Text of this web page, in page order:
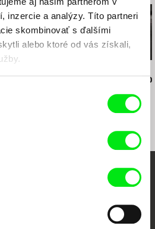
inzercie a analýzy. Títo partneri
skombinovať s ďalšími
alebo ktoré od vás získali,
Na samotě u lesa Prípad pre